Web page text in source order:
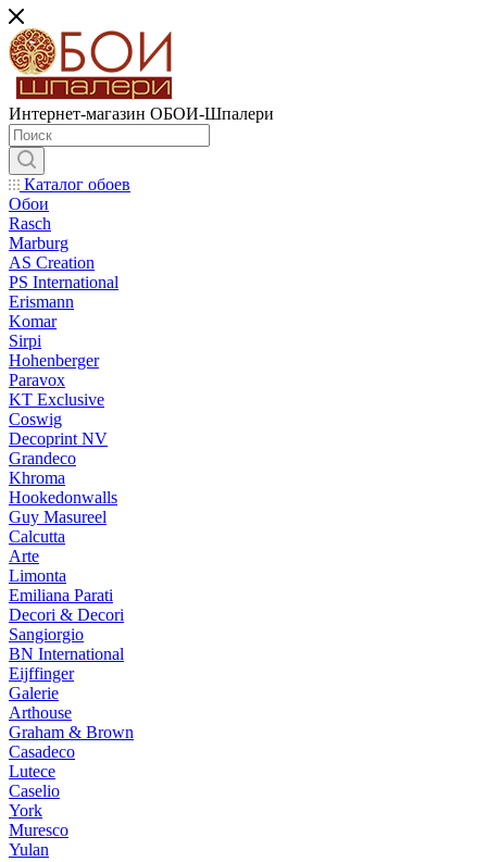
Интернет-магазин ОБОИ-Шпалери
Каталог обоев
Обои
Rasch
Marburg
AS Creation
PS International
Erismann
Komar
Sirpi
Hohenberger
Paravox
KT Exclusive
Coswig
Decoprint NV
Grandeco
Khroma
Hookedonwalls
Guy Masureel
Calcutta
Arte
Limonta
Emiliana Parati
Decori & Decori
Sangiorgio
BN International
Eijffinger
Galerie
Arthouse
Graham & Brown
Casadeco
Lutece
Caselio
York
Muresco
Yulan